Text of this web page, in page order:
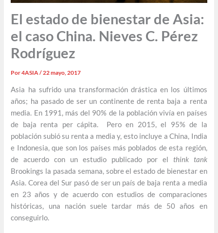
El estado de bienestar de Asia:
el caso China. Nieves C. Pérez
Rodríguez
Por4ASIA/22 mayo, 2017
Asia ha sufrido una transformación drástica en los últimos
años; ha pasado de ser un continente de renta baja a renta
media. En 1991, más del 90% de la población vivía en países
de baja renta per cápita. Pero en 2015, el 95% de la
población subió su renta a media y, esto incluye a China, India
e Indonesia, que son los países más poblados de esta región,
de acuerdo con un estudio publicado por el think tank
Brookings la pasada semana, sobre el estado de bienestar en
Asia. Corea del Sur pasó de ser un país de baja renta a media
en 23 años y de acuerdo con estudios de comparaciones
históricas, una nación suele tardar más de 50 años en
conseguirlo.